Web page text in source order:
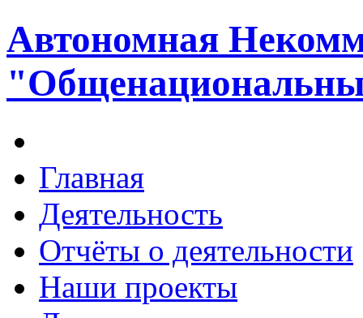
Автономная
Главная
Деятельность
Отчёты о деятельности
Наши проекты